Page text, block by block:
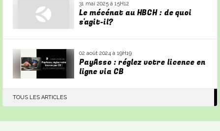
31 mai 2025 à 15H12
Le mécénat au HBCH : de quoi
s'agit-il?
02 août 2024 à 19H19
PayAsso : réglez votre licence en
ligne via CB
TOUS LES ARTICLES